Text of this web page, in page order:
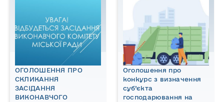
ОГОЛОШЕННЯ ПРО
СКЛИКАННЯ
ЗАСІДАННЯ
ВИКОНАВЧОГО
Оголошення про
конкурс з визначення
суб’єкта
господарювання на